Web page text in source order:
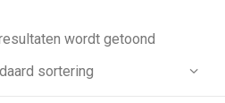
wordt getoond
sortering